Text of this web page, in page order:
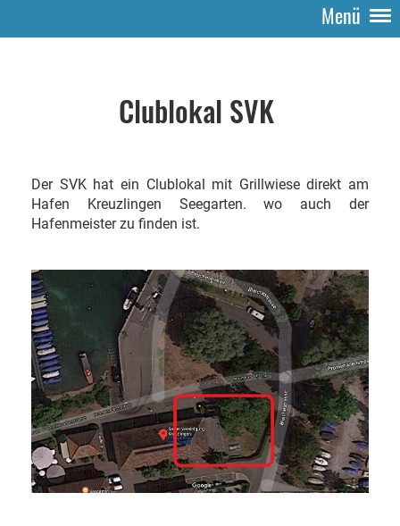
Menü
Clublokal SVK
Der SVK hat ein Clublokal mit Grillwiese direkt am
Hafen Kreuzlingen Seegarten. wo auch der
Hafenmeister zu finden ist.